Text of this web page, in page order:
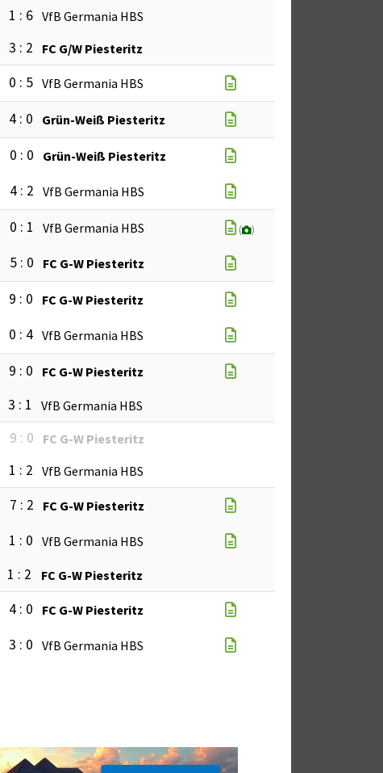
1 : 6 VfB Germania HBS
3 : 2 FC G/W Piesteritz
0 : 5 VfB Germania HBS
4 : 0 Grün-Weiß Piesteritz
0 : 0 Grün-Weiß Piesteritz
4 : 2 VfB Germania HBS
0 : 1 VfB Germania HBS ( )
5 : 0 FC G-W Piesteritz
9 : 0 FC G-W Piesteritz
0 : 4 VfB Germania HBS
9 : 0 FC G-W Piesteritz
3 : 1 VfB Germania HBS
9 : 0
FC G-W Piesteritz
1 : 2 VfB Germania HBS
7 : 2 FC G-W Piesteritz
1 : 0 VfB Germania HBS
1 : 2 FC G-W Piesteritz
4 : 0 FC G-W Piesteritz
3 : 0 VfB Germania HBS